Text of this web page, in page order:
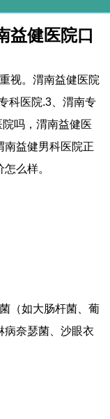
益健医院口
视。渭南益健医院
科医院.3、渭南专
吗，渭南益健医
南益健男科医院正
么样。
（如大肠杆菌、葡
病奈瑟菌、沙眼衣